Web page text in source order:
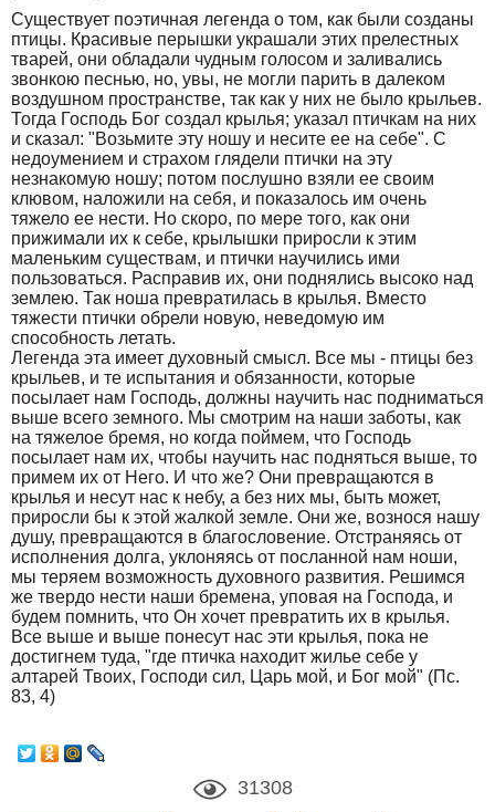
Существует поэтичная легенда о том, как были созданы
птицы. Красивые перышки украшали этих прелестных
тварей, они обладали чудным голосом и заливались
звонкою песнью, но, увы, не могли парить в далеком
воздушном пространстве, так как у них не было крыльев.
Тогда Господь Бог создал крылья; указал птичкам на них
и сказал: "Возьмите эту ношу и несите ее на себе". С
недоумением и страхом глядели птички на эту
незнакомую ношу; потом послушно взяли ее своим
клювом, наложили на себя, и показалось им очень
тяжело ее нести. Но скоро, по мере того, как они
прижимали их к себе, крылышки приросли к этим
маленьким существам, и птички научились ими
пользоваться. Расправив их, они поднялись высоко над
землею. Так ноша превратилась в крылья. Вместо
тяжести птички обрели новую, неведомую им
способность летать.
Легенда эта имеет духовный смысл. Все мы - птицы без
крыльев, и те испытания и обязанности, которые
посылает нам Господь, должны научить нас подниматься
выше всего земного. Мы смотрим на наши заботы, как
на тяжелое бремя, но когда поймем, что Господь
посылает нам их, чтобы научить нас подняться выше, то
примем их от Него. И что же? Они превращаются в
крылья и несут нас к небу, а без них мы, быть может,
приросли бы к этой жалкой земле. Они же, вознося нашу
душу, превращаются в благословение. Отстраняясь от
исполнения долга, уклоняясь от посланной нам ноши,
мы теряем возможность духовного развития. Решимся
же твердо нести наши бремена, уповая на Господа, и
будем помнить, что Он хочет превратить их в крылья.
Все выше и выше понесут нас эти крылья, пока не
достигнем туда, "где птичка находит жилье себе у
алтарей Твоих, Господи сил, Царь мой, и Бог мой" (Пс.
83, 4)
31308